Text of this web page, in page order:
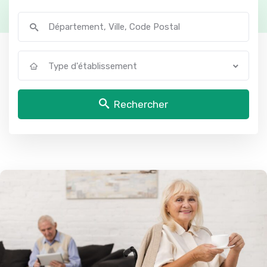
Type d'établissement
Rechercher